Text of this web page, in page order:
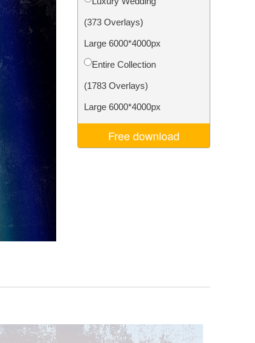
Video Editing Services
(373 Overlays)
Large 6000*4000px
Entire Collection
(1783 Overlays)
Large 6000*4000px
Free download